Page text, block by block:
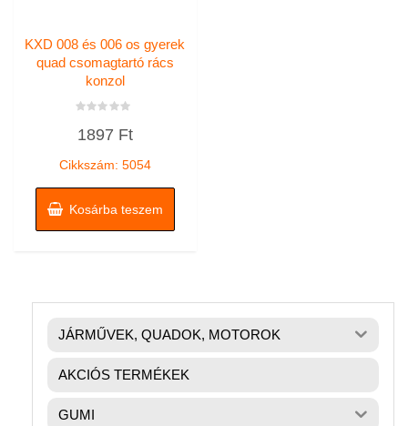
KXD 008 és 006 os gyerek
quad csomagtartó rács
konzol
01897 Ft
Cikkszám: 5054
Kosárba teszem
JÁRMŰVEK, QUADOK, MOTOROK
AKCIÓS TERMÉKEK
GUMI